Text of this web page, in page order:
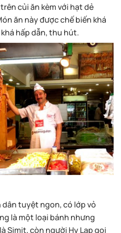
ăn này được chế biến khá
hấp dẫn, thu hút.
là một loại bánh nhưng
Simit, còn người Hy Lạp gọi